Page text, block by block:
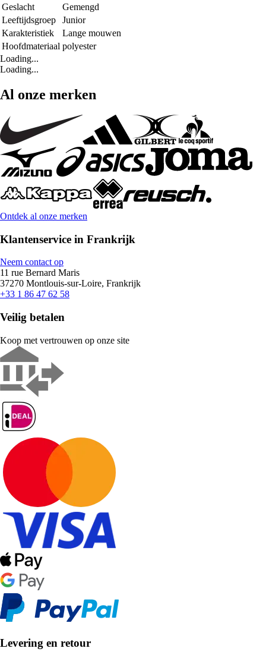
Geslacht
Gemengd
Leeftijdsgroep
Junior
Karakteristiek
Lange mouwen
Hoofdmateriaal polyester
Loading...
Loading...
Al onze merken
Ontdek al onze merken
Klantenservice in Frankrijk
Neem contact op
11 rue Bernard Maris
37270 Montlouis-sur-Loire, Frankrijk
+33 1 86 47 62 58
Veilig betalen
Koop met vertrouwen op onze site
Levering en retour